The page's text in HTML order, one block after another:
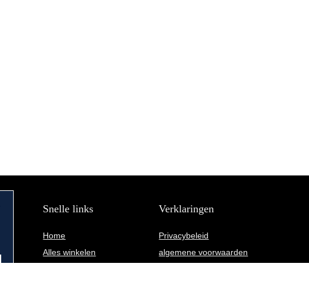
Snelle links
Home
Alles winkelen
Verklaringen
Privacybeleid
algemene voorwaarden